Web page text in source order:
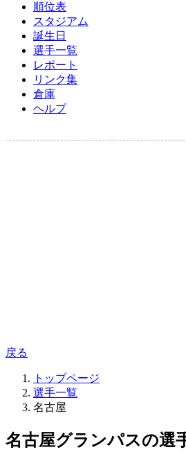
順位表
スタジアム
誕生日
選手一覧
レポート
リンク集
倉庫
ヘルプ
戻る
トップページ
選手一覧
名古屋
名古屋グランパスの選